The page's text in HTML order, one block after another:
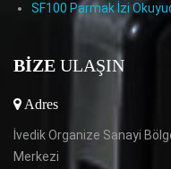
SF100 Parmak İzi
BIZE ULAŞIN
Adres
İvedik Organize Sanayi
Merkezi